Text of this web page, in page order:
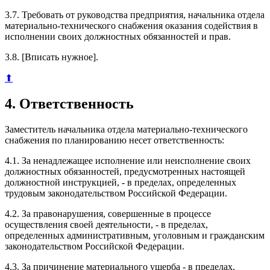
3.7. Требовать от руководства предприятия, начальника отдела
материально-технического снабжения оказания содействия в
исполнении своих должностных обязанностей и прав.
3.8. [Вписать нужное].
⬆
4. Ответственность
Заместитель начальника отдела материально-технического
снабжения по планированию несет ответственность:
4.1. За ненадлежащее исполнение или неисполнение своих
должностных обязанностей, предусмотренных настоящей
должностной инструкцией, - в пределах, определенных
трудовым законодательством Российской Федерации.
4.2. За правонарушения, совершенные в процессе
осуществления своей деятельности, - в пределах,
определенных административным, уголовным и гражданским
законодательством Российской Федерации.
4.3. За причинение материального ущерба - в пределах,